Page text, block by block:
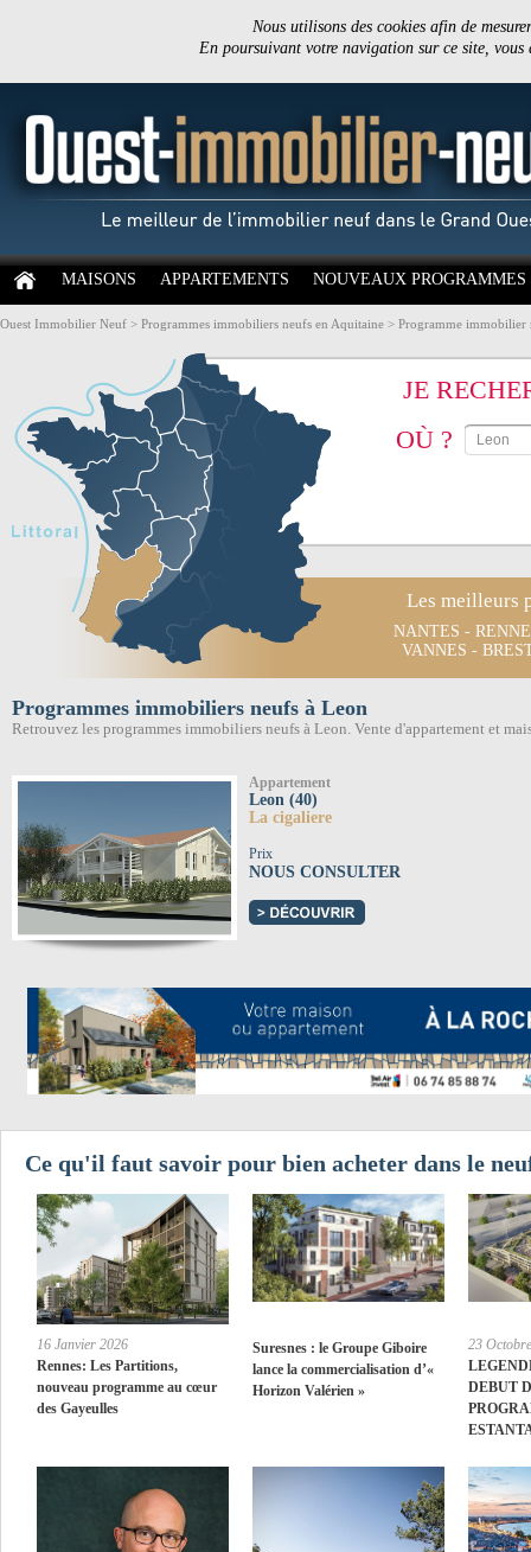
Nous utilisons des cookies afin de
En poursuivant votre navigation sur ce site,
MAISONS APPARTEMENTS NOUVEAUX PROGRAMMES
Ouest Immobilier Neuf > Programmes immobiliers neufs en Aquitaine > Programme immobilier
JE
OÙ ?
Les meilleurs
NANTES -
VANNES -
Programmes immobiliers neufs à Leon
Retrouvez les programmes immobiliers neufs à Leon. Vente d'appartement et
Appartement
Leon (40)
La cigaliere
Prix
NOUS CONSULTER
Ce qu'il faut savoir pour bien acheter dans le
16 Janvier 2026
Rennes: Les Partitions,
nouveau programme au cœur
des Gayeulles
Suresnes : le Groupe Giboire
lance la commercialisation d’«
Horizon Valérien »
23
DEBUT